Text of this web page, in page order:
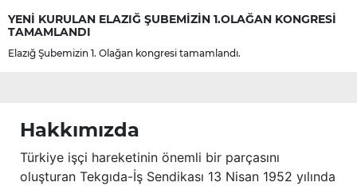
YENİ KURULAN ELAZIĞ ŞUBEMİZİN 1.OLAĞAN KONGRESİ
TAMAMLANDI
Elazığ Şubemizin 1. Olağan kongresi tamamlandı.
Hakkımızda
Türkiye işçi hareketinin önemli bir parçasını
oluşturan Tekgıda-İş Sendikası 13 Nisan 1952 yılında